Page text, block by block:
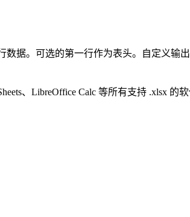
据。可选的第一行作为表头。自定义输出
、LibreOffice Calc 等所有支持 .xlsx 的软